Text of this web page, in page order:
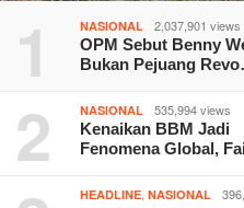
1 NASIONAL 2,037,901 views
OPM Sebut Benny
Bukan Pejuang
2 NASIONAL 535,994 views
Kenaikan BBM Jadi
Fenomena Global,
HEADLINE ,NASIONAL